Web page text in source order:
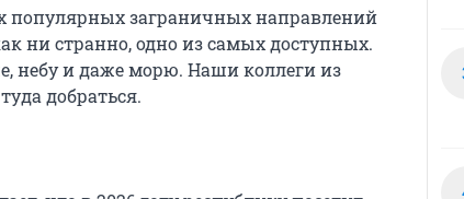
популярных заграничных направлений
ни странно, одно из самых доступных.
небу и даже морю. Наши коллеги из
добраться.